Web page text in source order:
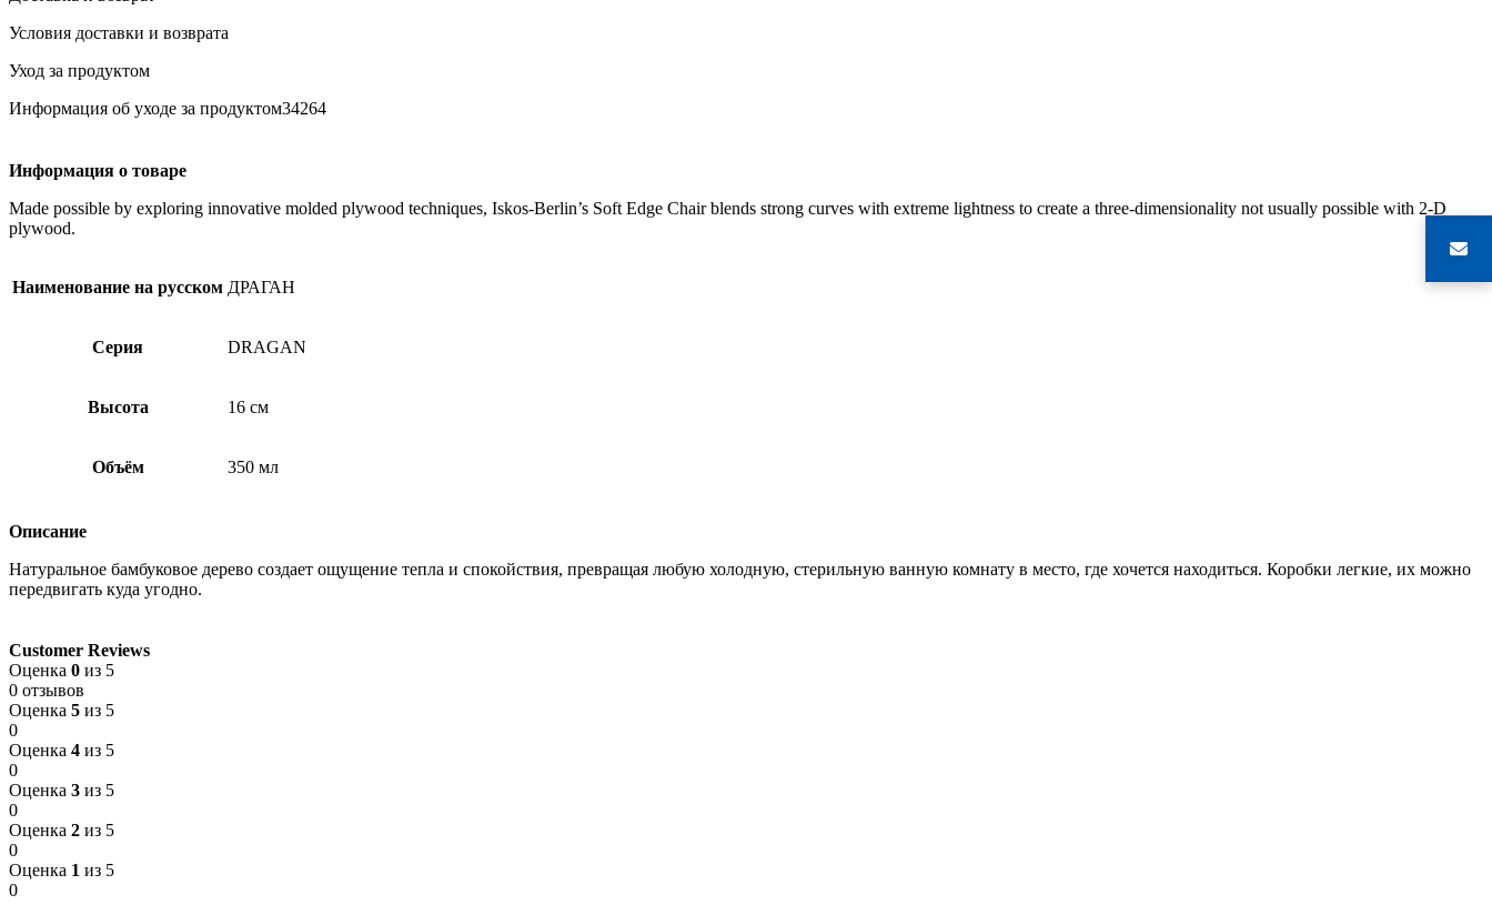
мыла,бамбук
Условия доставки и возврата
Уход за продуктом
Информация об уходе за продуктом34264
Информация о товаре
Made possible by exploring innovative molded plywood techniques, Iskos-Berlin’s Soft Edge Chair blends strong curves with extreme lightness to create a three-dimensionality not usually possible with 2-D
plywood.
Наименование на русском ДРАГАН
Серия DRAGAN
Высота 16 см
Объём 350 мл
Описание
Натуральное бамбуковое дерево создает ощущение тепла и спокойствия, превращая любую холодную, стерильную ванную комнату в место, где хочется находиться. Коробки легкие, их можно
передвигать куда угодно.
Customer Reviews
Оценка 0 из 5
0 отзывов
Оценка 5 из 5
0
Оценка 4 из 5
0
Оценка 3 из 5
0
Оценка 2 из 5
0
Оценка 1 из 5
0